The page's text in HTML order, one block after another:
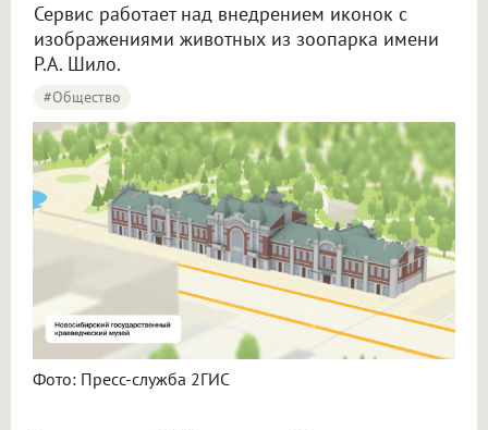
Сервис работает над внедрением иконок с
изображениями животных из зоопарка имени
Р.А. Шило.
#Общество
Фото: Пресс-служба 2ГИС